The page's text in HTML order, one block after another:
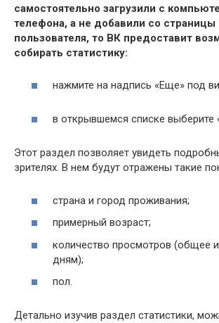
самостоятельно загрузили с
телефона, а не добавили со страницы
пользователя, то ВК предоставит
собирать статистику:
нажмите на надпись «Еще» под
в открывшемся списке выберите
Этот раздел позволяет увидеть
зрителях. В нем будут отражены такие
страна и город проживания;
примерный возраст;
количество просмотров (общее
дням);
пол.
Детально изучив раздел статистики,